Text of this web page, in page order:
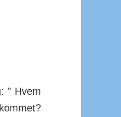
” Hvem